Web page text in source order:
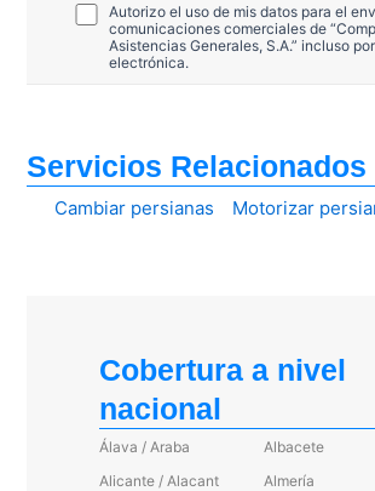
Autorizo el uso de mis datos para el
comunicaciones comerciales de
Asistencias Generales, S.A.” incluso
electrónica.
Servicios Relacionados
Cambiar persianas Motorizar
Cobertura a nivel
nacional
Álava / Araba
Albacete
Alicante / Alacant
Almería